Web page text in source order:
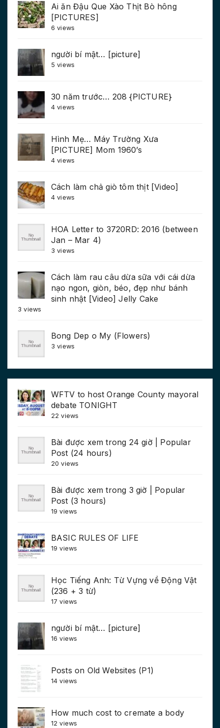
Ai ăn Đậu Que Xào Thịt Bò hông
[PICTURES]
6 views
người bí mật… [picture]
5 views
30 năm trước… 208 {PICTURE}
4 views
Hình Mẹ… Máy Trường Xưa
[PICTURE] Mom 1960’s
4 views
Cách làm chả giò tôm thịt [Video]
4 views
HOA Letter to 3720RD: 2016 (between
Jan – Mar 4)
3 views
Cách làm rau câu dừa sữa với cái dừa
nạo ngon, giòn, béo, đẹp như bánh
sinh nhật [Video] Jelly Cake
3 views
Bong Dep o My (Flowers)
3 views
WFTV to host Orange County mayoral
debate TONIGHT
22 views
Bài được xem trong 24 giờ | Popular
Post (24 hours)
20 views
Bài được xem trong 3 giờ | Popular
Post (3 hours)
19 views
BASIC RULES OF LIFE
19 views
Học Tiếng Anh: Từ Vựng về Động Vật
(236 + 3 từ)
17 views
người bí mật… [picture]
16 views
Posts on Old Websites (P1)
14 views
How much cost to cremate a body
12 views